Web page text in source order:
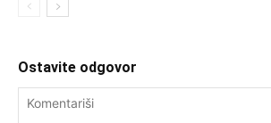
Ostavite odgovor